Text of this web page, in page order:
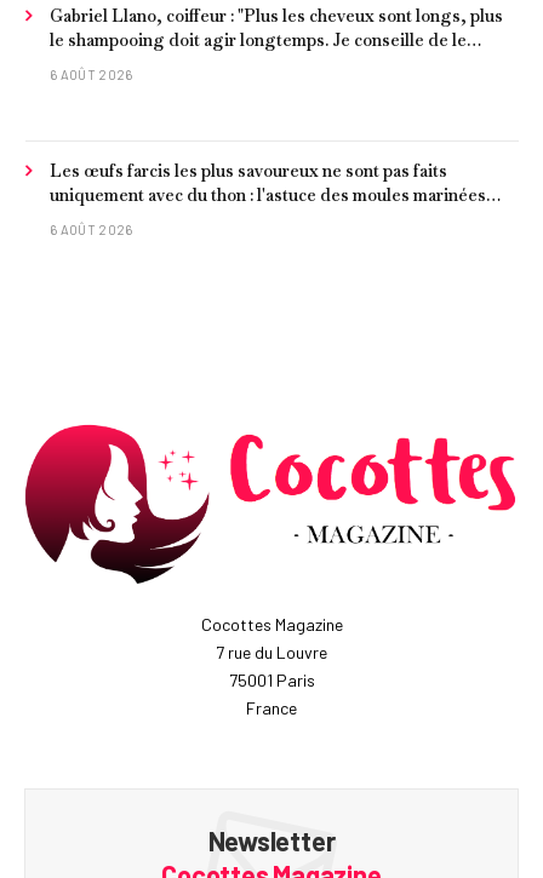
Gabriel Llano, coiffeur : "Plus les cheveux sont longs, plus
le shampooing doit agir longtemps. Je conseille de le
laisser entre 1 et 3 minutes."
6 AOÛT 2026
Les œufs farcis les plus savoureux ne sont pas faits
uniquement avec du thon : l'astuce des moules marinées
pour les rendre beaucoup plus juteux
6 AOÛT 2026
Cocottes Magazine
7 rue du Louvre
75001 Paris
France
Newsletter